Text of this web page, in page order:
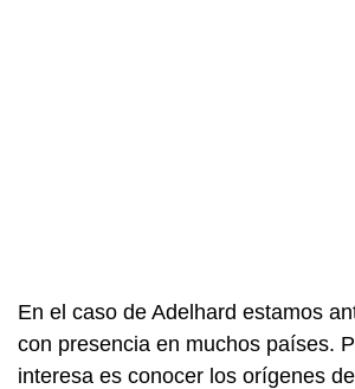
En el caso de Adelhard estamos
con presencia en muchos países.
interesa es conocer los orígenes